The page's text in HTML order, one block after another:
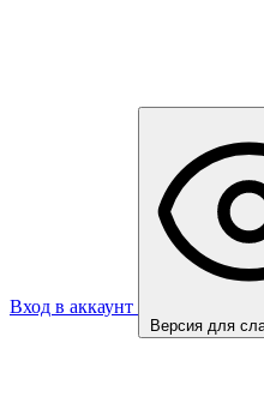
Вход в аккаунт
Версия для